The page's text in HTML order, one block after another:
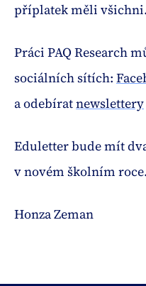
příplatek měli všichni.
Práci PAQ Research
sociálních sítích:
a odebíratnewslettery
Eduletter bude mít
v novém školním roce.
Honza Zeman